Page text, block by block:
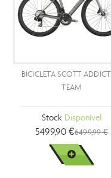
SCOTT ADDICT RC
Disponível
5499,90 €6499,99 €
VER MAIS